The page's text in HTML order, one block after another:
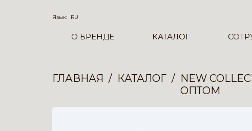
Язык: RU
О БРЕНДЕ КАТАЛОГ
ГЛАВНАЯ КАТАЛОГ
NEW
ОПТОМ